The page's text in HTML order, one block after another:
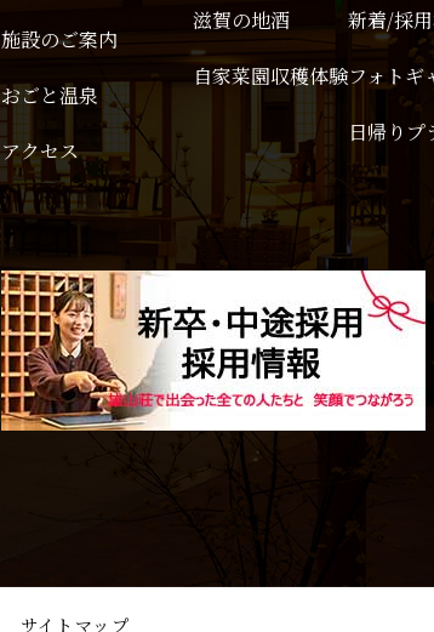
施設のご案内
おごと温泉
アクセス
滋賀の地酒
自家菜園収穫体験
新着/採
フォトギ
日帰り
サイトマップ